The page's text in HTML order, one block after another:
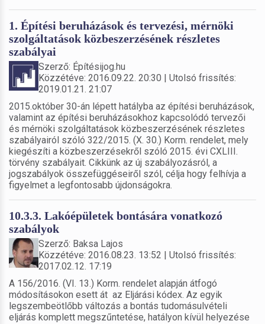
1. Építési beruházások és tervezési, mérnöki
szolgáltatások közbeszerzésének részletes
szabályai
Szerző: Építésijog.hu
Közzétéve: 2016.09.22. 20:30 | Utolsó frissítés:
2019.01.21. 21:07
2015.október 30-án lépett hatályba az építési beruházások,
valamint az építési beruházásokhoz kapcsolódó tervezői
és mérnöki szolgáltatások közbeszerzésének részletes
szabályairól szóló 322/2015. (X. 30.) Korm. rendelet, mely
kiegészíti a közbeszerzésekről szóló 2015. évi CXLIII.
törvény szabályait. Cikkünk az új szabályozásról, a
jogszabályok összefüggéseiről szól, célja hogy felhívja a
figyelmet a legfontosabb újdonságokra.
10.3.3. Lakóépületek bontására vonatkozó
szabályok
Szerző: Baksa Lajos
Közzétéve: 2016.08.23. 13:52 | Utolsó frissítés:
2017.02.12. 17:19
A 156/2016. (VI. 13.) Korm. rendelet alapján átfogó
módosításokon esett át az Eljárási kódex. Az egyik
legszembeötlőbb változás a bontás tudomásulvételi
eljárás komplett megszűntetése, hatályon kívül helyezése